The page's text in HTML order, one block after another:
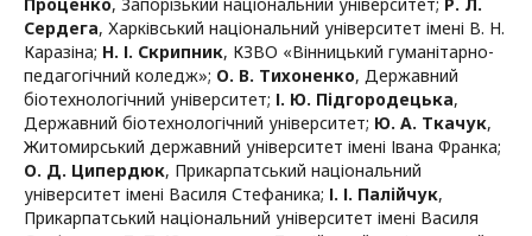
Сердега, Харківський національний університет імені В. Н.
Каразіна; Н. І. Скрипник, КЗВО «Вінницький гуманітарно-
педагогічний коледж»; О. В. Тихоненко, Державний
біотехнологічний університет; І. Ю. Підгородецька,
Державний біотехнологічний університет; Ю. А. Ткачук,
Житомирський державний університет імені Івана Франка;
О. Д. Ципердюк, Прикарпатський національний
університет імені Василя Стефаника; І. І. Палійчук,
Прикарпатський національний університет імені Василя